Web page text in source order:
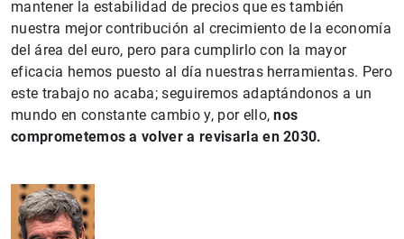
mantener la estabilidad de precios que es también
nuestra mejor contribución al crecimiento de la economía
del área del euro, pero para cumplirlo con la mayor
eficacia hemos puesto al día nuestras herramientas. Pero
este trabajo no acaba; seguiremos adaptándonos a un
mundo en constante cambio y, por ello,nos
comprometemos a volver a revisarla en 2030.